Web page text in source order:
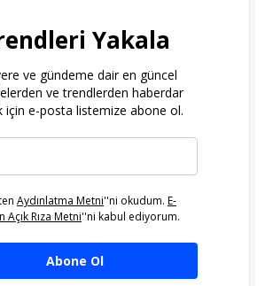
Yakala
ve gündeme dair en güncel
ve trendlerden haberdar
için e-posta listemize abone ol.
Aydınlatma Metni''ni okudum. E-
Açık Rıza Metni''ni kabul ediyorum.
Abone Ol